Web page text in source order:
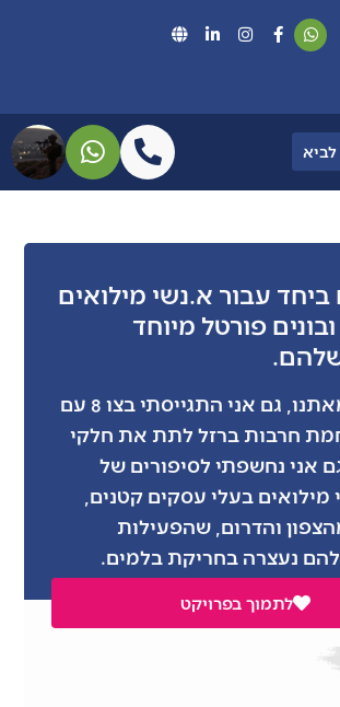
לביא
ביחד עבור א.נשי מילואים
פורטל מיוחד
כמו הרבה מאתנו, גם אני התגייסתי בצו 8 עם
חרבות ברזל לתת את חלקי
אני נחשפתי לסיפורים של
בעלי עסקים קטנים,
והדרום, שהפעילות
נעצרה בחריקת בלמים.
לתמוך בפרויקט